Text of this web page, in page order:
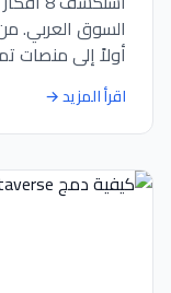
السوق العربي.
أولاً إلى منصات
محلية.
اقرأ المزيد→